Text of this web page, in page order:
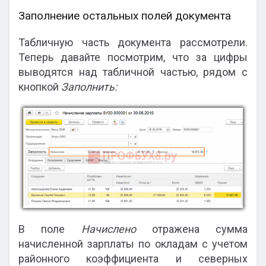
Заполнение остальных полей документа
Табличную часть документа рассмотрели.
Теперь давайте посмотрим, что за цифры
выводятся над табличной частью, рядом с
кнопкой Заполнить:
В поле Начислено отражена сумма
начисленной зарплаты по окладам с учетом
районного коэффициента и северных